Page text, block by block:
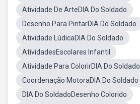
Atividade De ArteDIA Do Soldado
Desenho Para PintarDIA Do Soldado
Atividade LúdicaDIA Do Soldado
AtividadesEscolares Infantil
Atividade Para ColorirDIA Do Soldado
Coordenação MotoraDIA Do Soldado
DIA Do SoldadoDesenho Colorido